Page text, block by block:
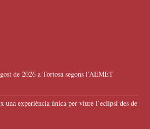
de 2026 a Tortosa segons l’AEMET
una experiència única per viure l’eclipsi des de